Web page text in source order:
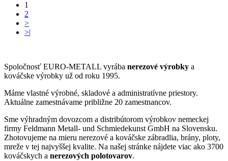
1
2
>
>|
Spoločnosť EURO-METALL vyrába nerezové výrobky a
kováčske výrobky už od roku 1995.
Máme vlastné výrobné, skladové a administratívne priestory.
Aktuálne zamestnávame približne 20 zamestnancov.
Sme výhradným dovozcom a distribútorom výrobkov nemeckej
firmy Feldmann Metall- und Schmiedekunst GmbH na Slovensku.
Zhotovujeme na mieru nerezové a kováčske zábradlia, brány, ploty,
mreže v tej najvyššej kvalite. Na našej stránke nájdete viac ako 3700
kováčskych a nerezových polotovarov.